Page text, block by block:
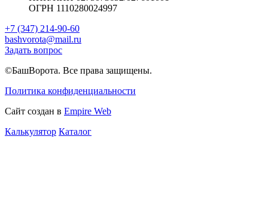
ОГРН 1110280024997
+7 (347) 214-90-60
bashvorota@mail.ru
Задать вопрос
©БашВорота. Все права защищены.
Политика конфиденциальности
Сайт создан в Empire Web
Калькулятор Каталог